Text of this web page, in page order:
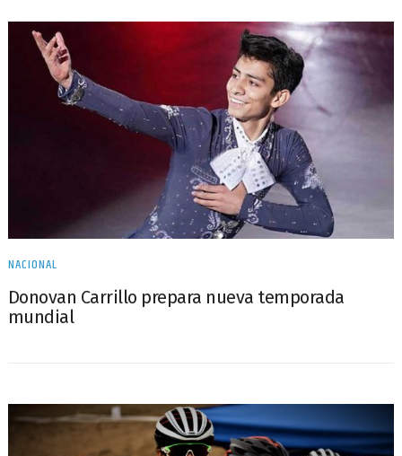
NACIONAL
Donovan Carrillo prepara nueva temporada
mundial